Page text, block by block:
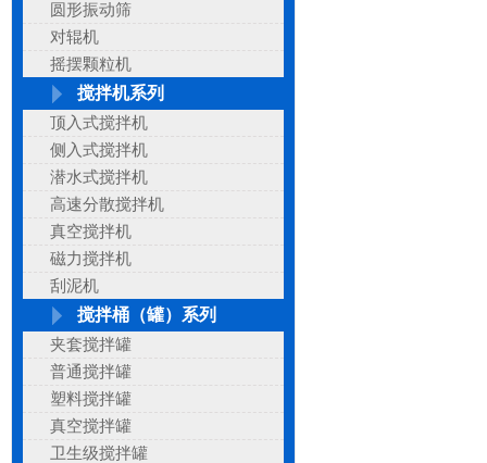
圆形振动筛
对辊机
摇摆颗粒机
搅拌机系列
顶入式搅拌机
侧入式搅拌机
潜水式搅拌机
高速分散搅拌机
真空搅拌机
磁力搅拌机
刮泥机
搅拌桶（罐）系列
夹套搅拌罐
普通搅拌罐
塑料搅拌罐
真空搅拌罐
卫生级搅拌罐